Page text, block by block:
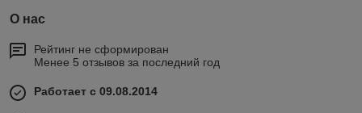
О нас
Рейтинг не сформирован
Менее 5 отзывов за последний год
Работает с 09.08.2014